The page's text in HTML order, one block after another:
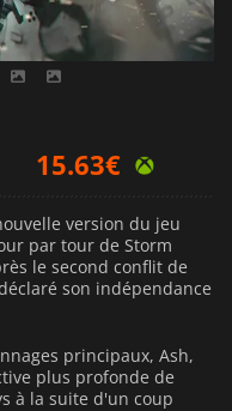
15.63€
33.99€
version du jeu
par tour de Storm
le second conflit de
son indépendance
principaux, Ash,
plus profonde de
à la suite d'un coup